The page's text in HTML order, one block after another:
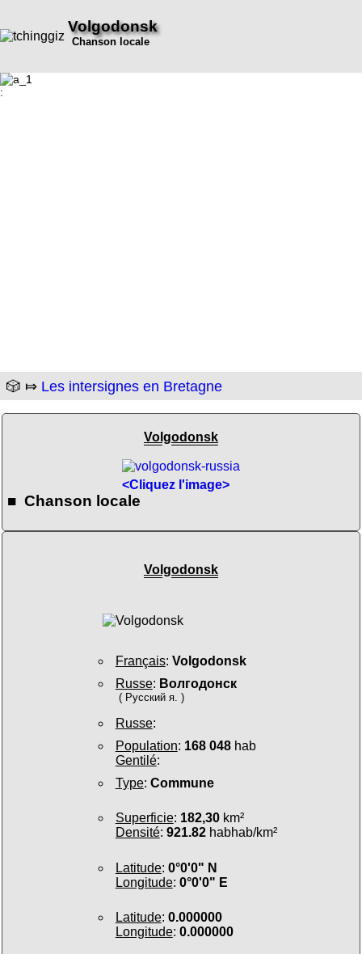
Volgodonsk
Chanson locale
:
🎲 ⤇ Les intersignes en Bretagne
Volgodonsk
<Cliquez l'image>
■ Chanson locale
Volgodonsk
Français: Volgodonsk
Russe: Волгодонск
( Русский я. )
Russe:
Population: 168 048hab
Gentilé:
Type: Commune
Superficie: 182,30km²
Densité: 921.82habhab/km²
Latitude: 0°0'0" N
Longitude: 0°0'0" E
Latitude: 0.000000
Longitude: 0.000000